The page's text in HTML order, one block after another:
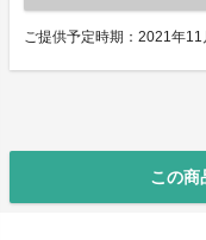
ご提供予定時期：2021年
この商